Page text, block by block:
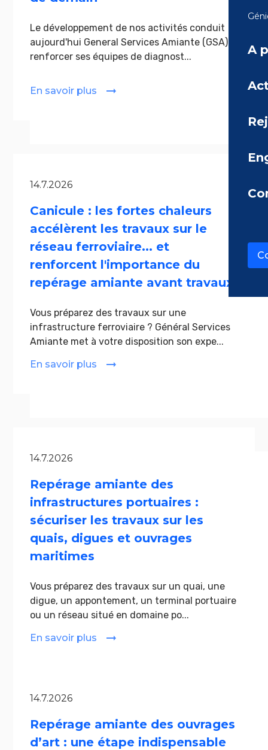
A
Le développement de nos activités conduit
aujourd'hui General Services Amiante (GSA) à
renforcer ses équipes de diagnost...
En savoir plus
14.7.2026
Canicule : les fortes chaleurs
accélèrent les travaux sur le
réseau ferroviaire... et
renforcent l'importance du
repérage amiante avant travaux
Vous préparez des travaux sur une
infrastructure ferroviaire ? Général Services
Amiante met à votre disposition son expe...
En savoir plus
14.7.2026
Repérage amiante des
infrastructures portuaires :
sécuriser les travaux sur les
quais, digues et ouvrages
maritimes
Vous préparez des travaux sur un quai, une
digue, un appontement, un terminal portuaire
ou un réseau situé en domaine po...
En savoir plus
14.7.2026
Repérage amiante des ouvrages
d’art : une étape indispensable